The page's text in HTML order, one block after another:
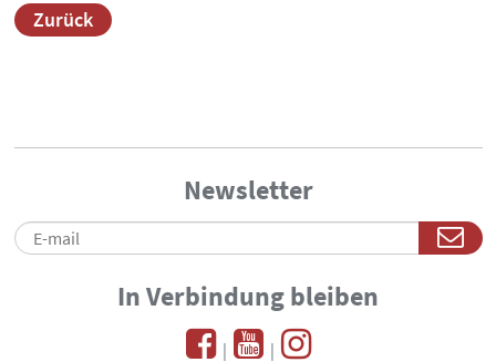
Zurück
Newsletter
In Verbindung bleiben
| |